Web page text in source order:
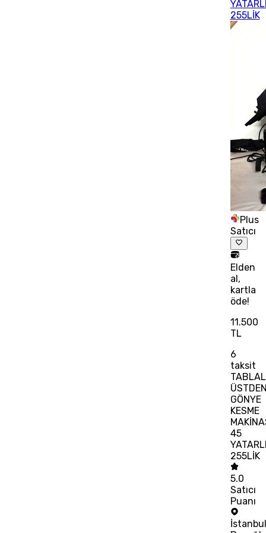
255LİK
Plus
Satıcı
Elden
al,
kartla
öde!
11.500
TL
6
taksit
GÖNYE
KESME
45
255LİK
5.0
Satıcı
Puanı
İstanbul